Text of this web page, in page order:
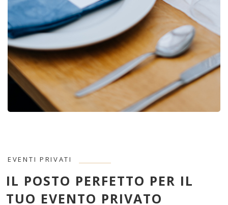
EVENTI PRIVATI
IL POSTO PERFETTO PER IL
TUO EVENTO PRIVATO